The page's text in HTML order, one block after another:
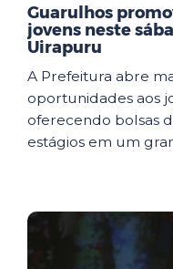
Guarulhos
jovens neste
Uirapuru
A Prefeitura abre
oportunidades aos
oferecendo bolsas
estágios em um